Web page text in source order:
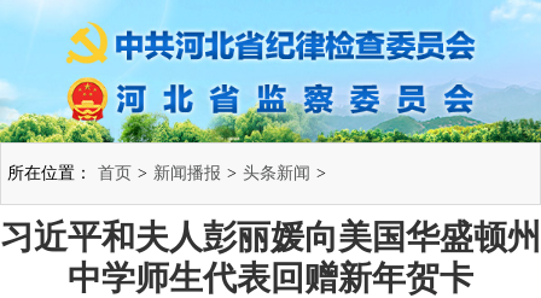
所在位置： 首页 > 新闻播报 > 头条新闻 >
习近平和夫人彭丽媛向美国华盛顿州
中学师生代表回赠新年贺卡